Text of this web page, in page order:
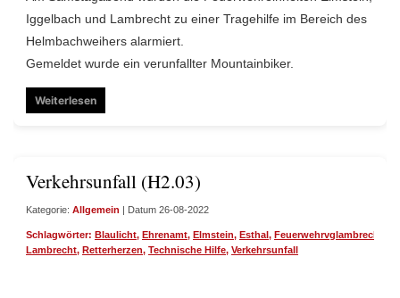
Iggelbach und Lambrecht zu einer Tragehilfe im Bereich des
Helmbachweihers alarmiert.
Gemeldet wurde ein verunfallter Mountainbiker.
Weiterlesen
Verkehrsunfall (H2.03)
Kategorie: Allgemein | Datum 26-08-2022
Schlagwörter: Blaulicht, Ehrenamt, Elmstein, Esthal , Feuerwehrvglambrecht
Lambrecht, Retterherzen, Technische Hilfe, Verkehrsunfall